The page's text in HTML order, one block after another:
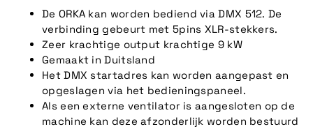
De ORKA kan worden bediend via DMX 512. De
verbinding gebeurt met 5pins XLR-stekkers.
Zeer krachtige output krachtige 9 kW
Gemaakt in Duitsland
Het DMX startadres kan worden aangepast en
opgeslagen via het bedieningspaneel.
Als een externe ventilator is aangesloten op de
machine kan deze afzonderlijk worden bestuurd